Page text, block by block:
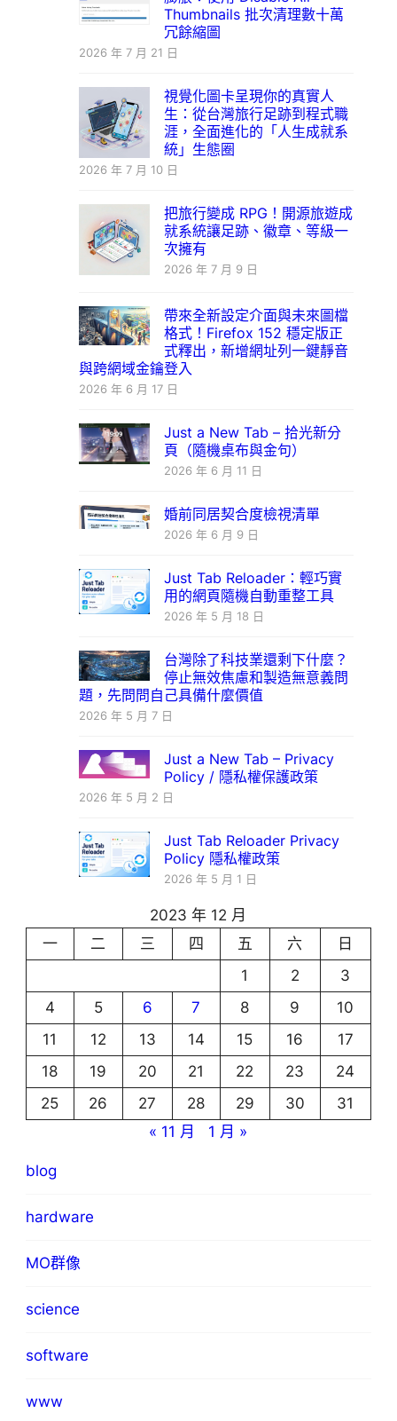
Thumbnails 批次清理數十萬
冗餘縮圖
2026 年 7 月 21 日
視覺化圖卡呈現你的真實人
生：從台灣旅行足跡到程式職
涯，全面進化的「人生成就系
統」生態圈
2026 年 7 月 10 日
把旅行變成 RPG！開源旅遊成
就系統讓足跡、徽章、等級一
次擁有
2026 年 7 月 9 日
帶來全新設定介面與未來圖檔
格式！Firefox 152 穩定版正
式釋出，新增網址列一鍵靜音
與跨網域金鑰登入
2026 年 6 月 17 日
Just a New Tab – 拾光新分
頁（隨機桌布與金句）
2026 年 6 月 11 日
婚前同居契合度檢視清單
2026 年 6 月 9 日
Just Tab Reloader：輕巧實
用的網頁隨機自動重整工具
2026 年 5 月 18 日
台灣除了科技業還剩下什麼？
停止無效焦慮和製造無意義問
題，先問問自己具備什麼價值
2026 年 5 月 7 日
Just a New Tab – Privacy
Policy / 隱私權保護政策
2026 年 5 月 2 日
Just Tab Reloader Privacy
Policy 隱私權政策
2026 年 5 月 1 日
2023 年 12 月
一
二 三 四 五 六
日
1
2
3
4
5 6 7 8 9
10
11
12 13 14 15 16
17
18
19 20 21 22 23
24
25
26 27 28 29 30
31
« 11 月
1 月 »
blog
hardware
MO群像
science
software
www